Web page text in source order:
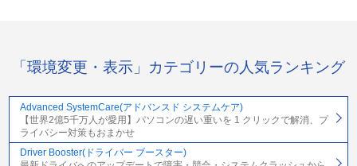
「環境変更・表示」カテゴリーの人気ランキング
Advanced SystemCare(アドバンスド システムケア)
【世界2億5千万人が愛用】パソコンの遅い重いを 1 クリックで解消、プ
ライバシー対策もおまかせ
Driver Booster(ドライバー ブースター)